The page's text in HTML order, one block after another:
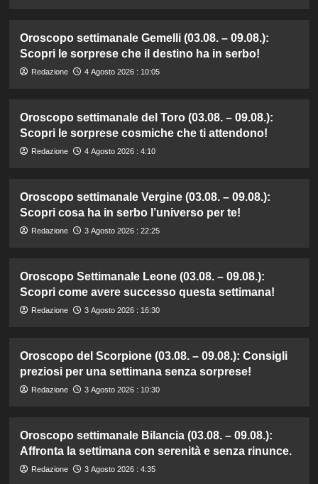
Oroscopo settimanale Gemelli (03.08. – 09.08.):
Scopri le sorprese che il destino ha in serbo!
Redazione 4 Agosto 2026 : 10:05
Oroscopo settimanale del Toro (03.08. – 09.08.):
Scopri le sorprese cosmiche che ti attendono!
Redazione 4 Agosto 2026 : 4:10
Oroscopo settimanale Vergine (03.08. – 09.08.):
Scopri cosa ha in serbo l’universo per te!
Redazione 3 Agosto 2026 : 22:25
Oroscopo Settimanale Leone (03.08. – 09.08.):
Scopri come avere successo questa settimana!
Redazione 3 Agosto 2026 : 16:30
Oroscopo del Scorpione (03.08. – 09.08.): Consigli
preziosi per una settimana senza sorprese!
Redazione 3 Agosto 2026 : 10:30
Oroscopo settimanale Bilancia (03.08. – 09.08.):
Affronta la settimana con serenità e senza rinunce.
Redazione 3 Agosto 2026 : 4:35